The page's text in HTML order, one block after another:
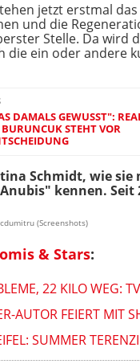
jetzt erstmal das
und die
Stelle. Da wird
die ein oder andere
DAMALS GEWUSST":
STEHT VOR
Schmidt, wie
kennen.
(Screenshots)
& Stars:
22 KILO WEG:
AUTOR FEIERT MIT
SUMMER